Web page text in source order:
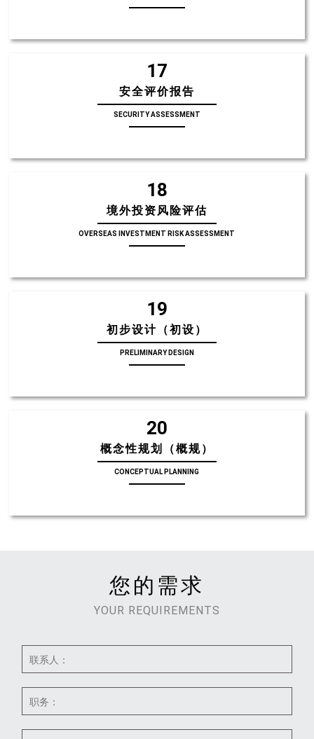
17
安全评价报告
SECURITY ASSESSMENT
18
境外投资风险评估
OVERSEAS INVESTMENT RISK ASSESSMENT
19
初步设计（初设）
PRELIMINARY DESIGN
20
概念性规划（概规）
CONCEPTUAL PLANNING
您的需求
YOUR REQUIREMENTS